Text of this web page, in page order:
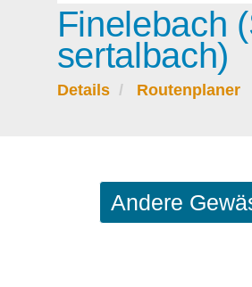
Finelebach
sertalbach)
Details Routenplaner
Andere